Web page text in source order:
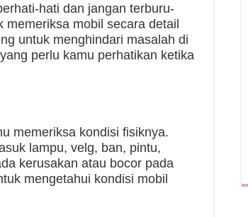
hati dan jangan terburu-
memeriksa mobil secara detail
untuk menghindari masalah di
perlu kamu perhatikan ketika
memeriksa kondisi fisiknya.
lampu, velg, ban, pintu,
kerusakan atau bocor pada
mengetahui kondisi mobil